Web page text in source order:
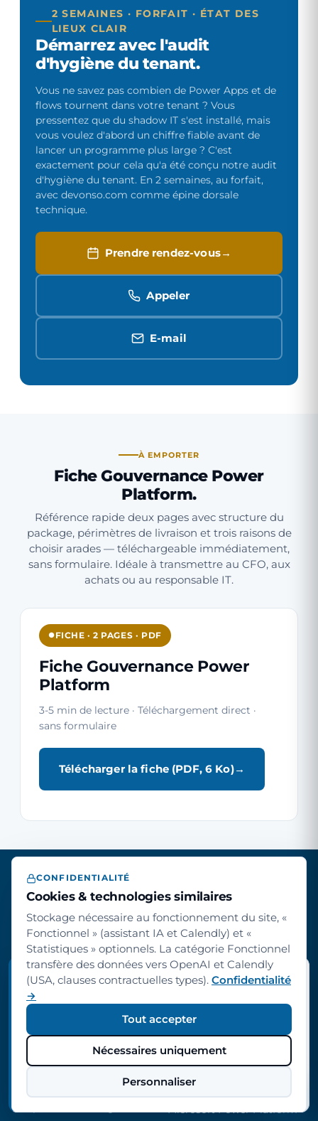
2 SEMAINES · FORFAIT · ÉTAT DES
LIEUX CLAIR
Démarrez avec l'audit
d'hygiène du tenant.
Vous ne savez pas combien de Power Apps et de
flows tournent dans votre tenant ? Vous
pressentez que du shadow IT s'est installé, mais
vous voulez d'abord un chiffre fiable avant de
lancer un programme plus large ? C'est
exactement pour cela qu'a été conçu notre audit
d'hygiène du tenant. En 2 semaines, au forfait,
avec devonso.com comme épine dorsale
technique.
Prendre rendez-vous
Appeler
E-mail
À EMPORTER
Fiche Gouvernance Power
Platform.
Référence rapide deux pages avec structure du
package, périmètres de livraison et trois raisons de
choisir arades — téléchargeable immédiatement,
sans formulaire. Idéale à transmettre au CFO, aux
achats ou au responsable IT.
FICHE · 2 PAGES · PDF
Fiche Gouvernance Power
Platform
3-5 min de lecture · Téléchargement direct ·
sans formulaire
Télécharger la fiche (PDF, 6 Ko)
Partenaire Microsoft pour
les ETI européennes.
Éditeur de logiciels,
fournisseur de licences,
partenaire de formation
GOUVERNANCE
POWER PLATFORM
devonso.com — outil
d'audit
Microsoft Power Platform
CONFIDENTIALITÉ
Cookies & technologies similaires
Stockage nécessaire au fonctionnement du site, «
Fonctionnel » (assistant IA et Calendly) et «
Statistiques » optionnels. La catégorie Fonctionnel
transfère des données vers OpenAI et Calendly
(USA, clauses contractuelles types). Confidentialité
→
Tout accepter
Nécessaires uniquement
Personnaliser
TIPP · INHALTE FÜR IHRE ROLLE
Möchten Sie diese Seite auf Ihre Rolle
zuschneiden?
Wir können dieselben Inhalte aus Sicht von
Geschäftsführung, Abteilungsleitung oder IT-Leitung
zeigen — Sprache, Beispiele und Schwerpunkte
angepasst.